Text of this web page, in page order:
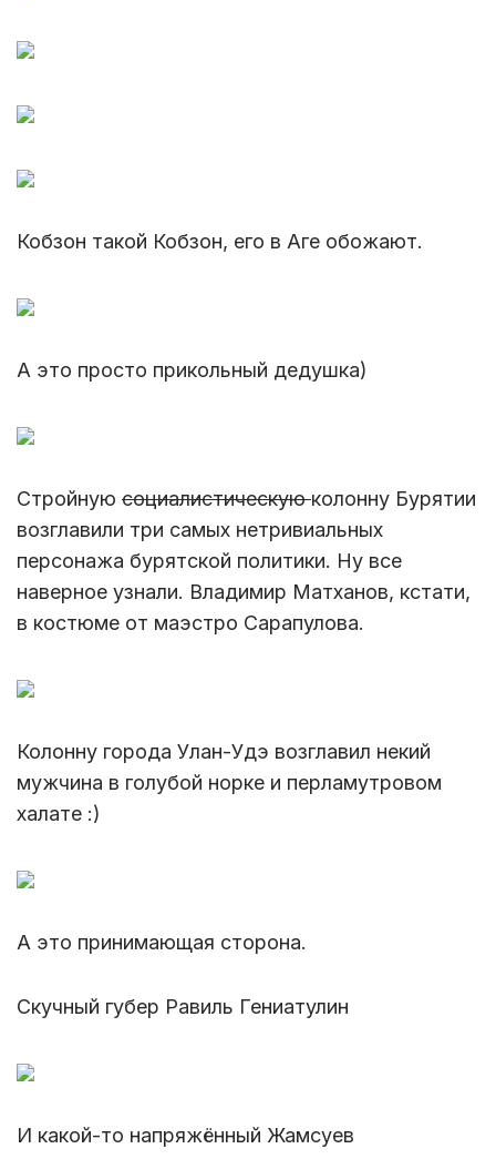
Кобзон такой Кобзон, его в Аге обожают.
А это просто прикольный дедушка)
Стройную социалистическуюколонну Бурятии
возглавили три самых нетривиальных
персонажа бурятской политики. Ну все
наверное узнали. Владимир Матханов, кстати,
в костюме от маэстро Сарапулова.
Колонну города Улан-Удэ возглавил некий
мужчина в голубой норке и перламутровом
халате :)
А это принимающая сторона.
Скучный губер Равиль Гениатулин
И какой-то напряжённый Жамсуев